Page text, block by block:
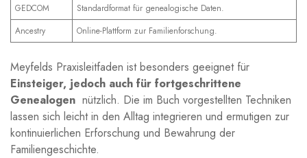
GEDCOM
Standardformat für genealogische​ Daten.
Ancestry
Online-Plattform zur ⁤Familienforschung.
Meyfelds Praxisleitfaden ist besonders geeignet für
Einsteiger, jedoch auch für fortgeschrittene
Genealogen ‍ nützlich. Die im Buch vorgestellten Techniken
lassen sich leicht‍ in den Alltag integrieren und⁢ ermutigen zur
kontinuierlichen Erforschung und Bewahrung der
Familiengeschichte.